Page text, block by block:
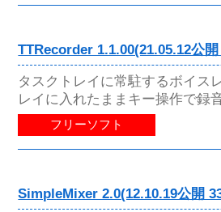
TTRecorder 1.1.00(21.05.12公
タスクトレイに常駐するボイス
レイに入れたままキー操作で録
フリーソフト
SimpleMixer 2.0(12.10.19公開